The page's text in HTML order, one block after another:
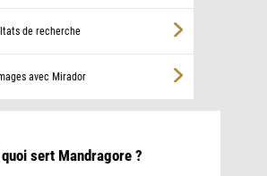
de recherche
avec Mirador
sert Mandragore ?